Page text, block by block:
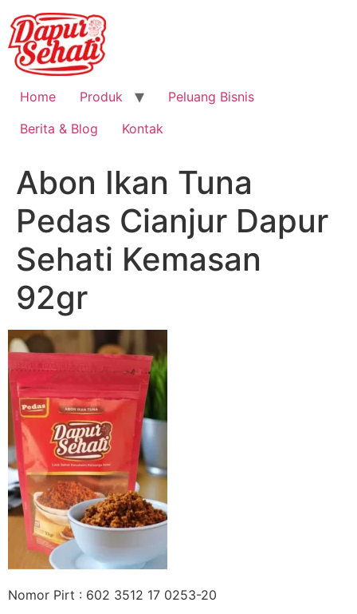
Home Produk
Peluang Bisnis
Berita & Blog
Kontak
Abon Ikan Tuna
Pedas Cianjur Dapur
Sehati Kemasan
92gr
Nomor Pirt : 602 3512 17 0253-20